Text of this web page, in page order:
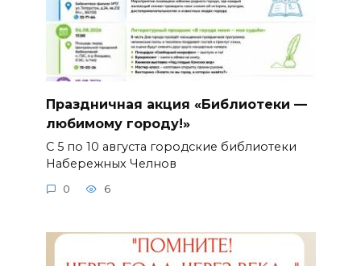
Праздничная акция «Библиотеки —
любимому городу!»
С 5 по 10 августа городские библиотеки
Набережных Челнов
0 6